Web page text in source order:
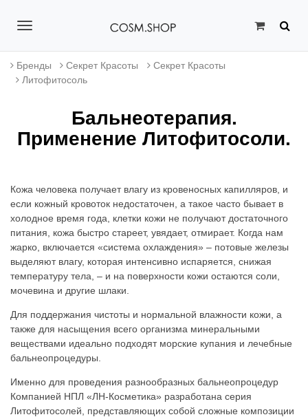
T
o
g
a
v
i
g
a
t
i
n
Бренды Секрет Красоты
Секрет Красоты
Литофитосоль
Бальнеотерапия.
Применение Литофитосоли.
Кожа человека получает влагу из кровеносных капилляров, и
если кожный кровоток недостаточен, а такое часто бывает в
холодное время года, клетки кожи не получают достаточного
питания, кожа быстро стареет, увядает, отмирает. Когда нам
жарко, включается «система охлаждения» – потовые железы
выделяют влагу, которая интенсивно испаряется, снижая
температуру тела, – и на поверхности кожи остаются соли,
мочевина и другие шлаки.
Для поддержания чистоты и нормальной влажности кожи, а
также для насыщения всего организма минеральными
веществами идеально подходят морские купания и лечебные
бальнеопроцедуры.
Именно для проведения разнообразных бальнеопроцедур
Компанией НПЛ «ЛН-Косметика» разработана серия
Литофитосолей, представляющих собой сложные композиции